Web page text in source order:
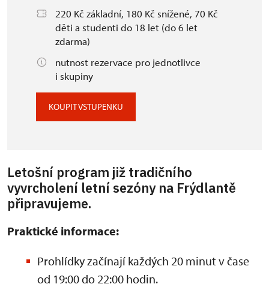
220 Kč základní, 180 Kč snížené, 70 Kč
děti a studenti do 18 let (do 6 let
zdarma)
nutnost rezervace pro jednotlivce
i skupiny
KOUPIT VSTUPENKU
Letošní program již tradičního
vyvrcholení letní sezóny na Frýdlantě
připravujeme.
Praktické informace:
Prohlídky začínají každých 20 minut v čase
od 19:00 do 22:00 hodin.